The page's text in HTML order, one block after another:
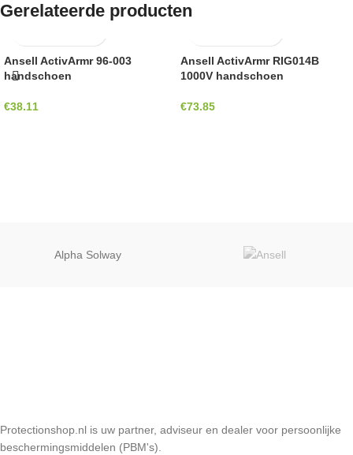
Gerelateerde producten
Ansell ActivArmr 96-003
handschoen
€38.11
Ansell ActivArmr RIG014B
1000V handschoen
€73.85
Alpha Solway
Protectionshop.nl is uw partner, adviseur en dealer voor persoonlijke
beschermingsmiddelen (PBM's).